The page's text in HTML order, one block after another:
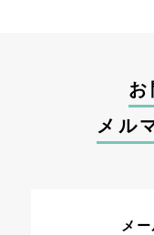
お
メル
メ